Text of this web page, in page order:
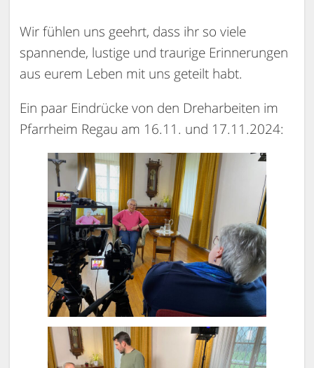
Wir fühlen uns geehrt, dass ihr so viele
spannende, lustige und traurige Erinnerungen
aus eurem Leben mit uns geteilt habt.
Ein paar Eindrücke von den Dreharbeiten im
Pfarrheim Regau am 16.11. und 17.11.2024: